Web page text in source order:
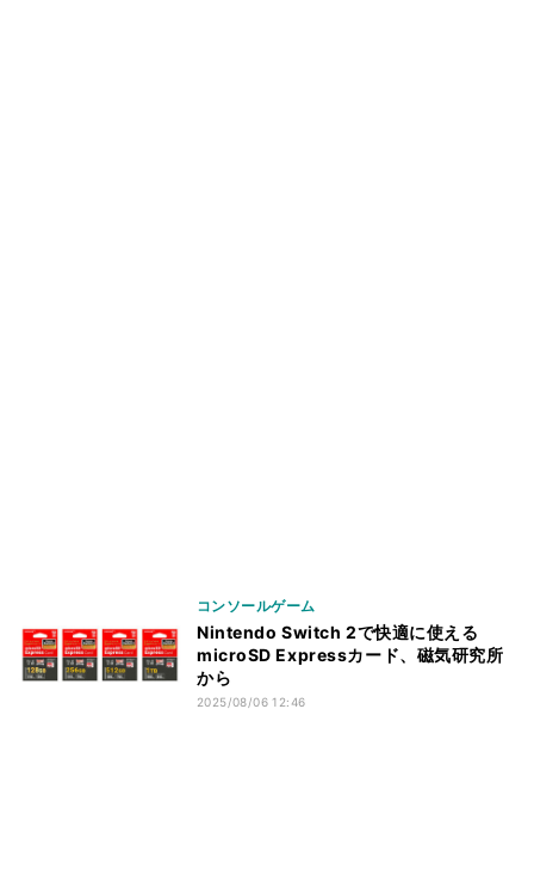
コンソールゲーム
Nintendo Switch 2で快適に使える
microSD Expressカード、磁気研究所
から
2025/08/06 12:46